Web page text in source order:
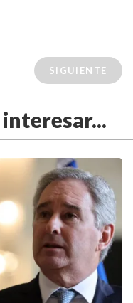
SIGUIENTE